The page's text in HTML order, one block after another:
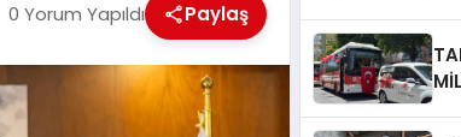
0 Yorum Yapıldı Paylaş